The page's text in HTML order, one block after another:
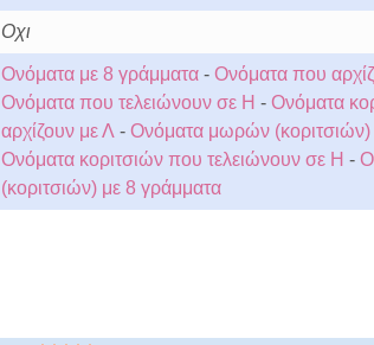
Οχι
Ονόματα με 8 γράμματα- Ονόματα που
Ονόματα που τελειώνουν σε Η - Ονόματα
αρχίζουν με Λ - Ονόματα μωρών
Ονόματα κοριτσιών που τελειώνουν σε Η -
(κοριτσιών) με 8 γράμματα